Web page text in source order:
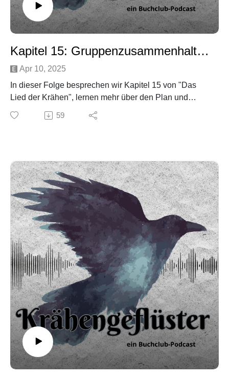
Kapitel 15: Gruppenzusammenhalt durch Geister
Apr 10, 2025
In dieser Folge besprechen wir Kapitel 15 von "Das
Lied der Krähen", lernen mehr über den Plan und
überbrücken etwas Reisezeit.
Genres.
Social Media:
Email: kraehengefluester@gmail.com
Insta: @kraehengefluester_podcast
Youtube: @Kraehengefluester_Podcast
Spotify Playlist: Krähengeflüster Playlist
Music by Maksym Dudchyk from Pixabay
59